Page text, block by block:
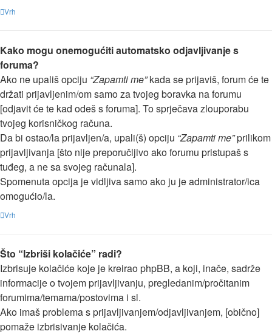
Vrh
Kako mogu onemogućiti automatsko odjavljivanje s
foruma?
Ako ne upališ opciju “Zapamti me”kada se prijaviš, forum će te
držati prijavljenim/om samo za tvojeg boravka na forumu
[odjavit će te kad odeš s foruma]. To sprječava zlouporabu
tvojeg korisničkog računa.
Da bi ostao/la prijavljen/a, upali(š) opciju “Zapamti me”prilikom
prijavljivanja [što nije preporučljivo ako forumu pristupaš s
tuđeg, a ne sa svojeg računala].
Spomenuta opcija je vidljiva samo ako ju je administrator/ica
omogućio/la.
Vrh
Što “Izbriši kolačiće” radi?
Izbrisuje kolačiće koje je kreirao phpBB, a koji, inače, sadrže
informacije o tvojem prijavljivanju, pregledanim/pročitanim
forumima/temama/postovima i sl.
Ako imaš problema s prijavljivanjem/odjavljivanjem, [obično]
pomaže izbrisivanje kolačića.